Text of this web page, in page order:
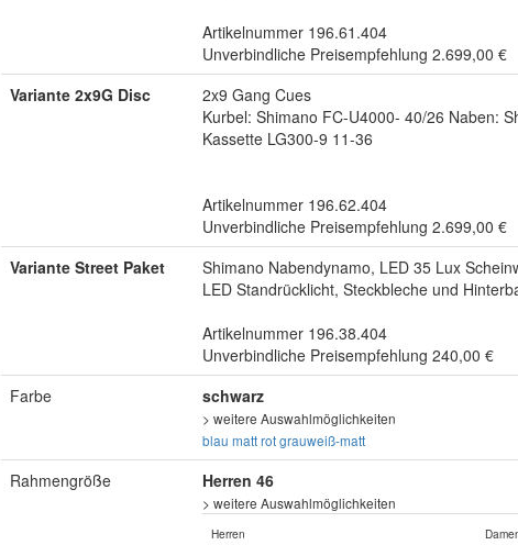
Artikelnummer 196.61.404
Unverbindliche Preisempfehlung 2.699,00 €
Variante 2x9G Disc
2x9 Gang Cues
Kurbel: Shimano FC-U4000- 40/26 Naben:
Kassette LG300-9 11-36
Artikelnummer 196.62.404
Unverbindliche Preisempfehlung 2.699,00 €
Variante Street Paket
Shimano Nabendynamo, LED 35 Lux
LED Standrücklicht, Steckbleche und
Artikelnummer 196.38.404
Unverbindliche Preisempfehlung 240,00 €
Farbe
schwarz
> weitere Auswahlmöglichkeiten
blau matt rot grauweiß-matt
Rahmengröße Herren 46
> weitere Auswahlmöglichkeiten
Herren